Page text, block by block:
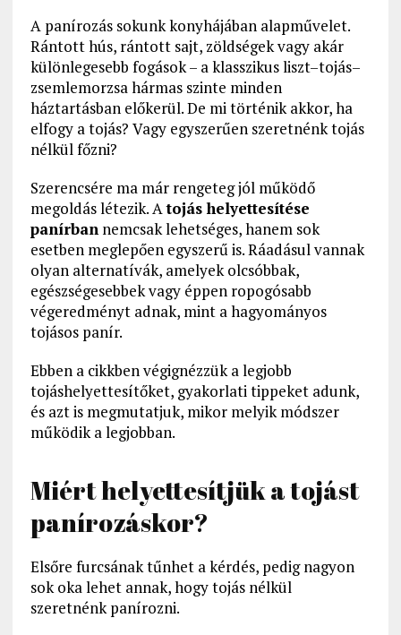
A panírozás sokunk konyhájában alapművelet.
Rántott hús, rántott sajt, zöldségek vagy akár
különlegesebb fogások – a klasszikus liszt–tojás–
zsemlemorzsa hármas szinte minden
háztartásban előkerül. De mi történik akkor, ha
elfogy a tojás? Vagy egyszerűen szeretnénk tojás
nélkül főzni?
Szerencsére ma már rengeteg jól működő
megoldás létezik. Atojás helyettesítése
panírbannemcsak lehetséges, hanem sok
esetben meglepően egyszerű is. Ráadásul vannak
olyan alternatívák, amelyek olcsóbbak,
egészségesebbek vagy éppen ropogósabb
végeredményt adnak, mint a hagyományos
tojásos panír.
Ebben a cikkben végignézzük a legjobb
tojáshelyettesítőket, gyakorlati tippeket adunk,
és azt is megmutatjuk, mikor melyik módszer
működik a legjobban.
Miért helyettesítjük a tojást
panírozáskor?
Elsőre furcsának tűnhet a kérdés, pedig nagyon
sok oka lehet annak, hogy tojás nélkül
szeretnénk panírozni.